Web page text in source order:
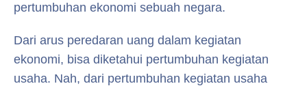
pertumbuhan ekonomi sebuah negara.
Dari arus peredaran uang dalam kegiatan
ekonomi, bisa diketahui pertumbuhan kegiatan
usaha. Nah, dari pertumbuhan kegiatan usaha